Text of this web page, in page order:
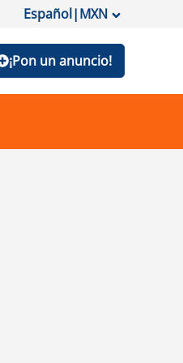
Español|MXN
¡Pon un anuncio!